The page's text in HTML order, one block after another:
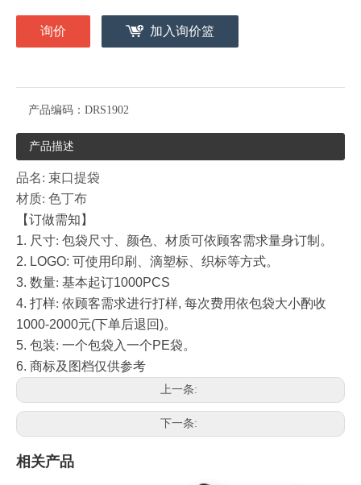
询价 加入询价篮
产品编码： DRS1902
产品描述
品名: 束口提袋
材质: 色丁布
【订做需知】
1. 尺寸: 包袋尺寸、颜色、材质可依顾客需求量身订制。
2. LOGO: 可使用印刷、滴塑标、织标等方式。
3. 数量: 基本起订1000PCS
4. 打样: 依顾客需求进行打样, 每次费用依包袋大小酌收
1000-2000元(下单后退回)。
5. 包装: 一个包袋入一个PE袋。
6. 商标及图档仅供参考
上一条:
下一条:
相关产品